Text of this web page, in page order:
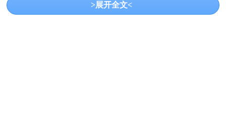
共建的一所全国重点大学，进入国家“211工程”和“双一
>展开全文<